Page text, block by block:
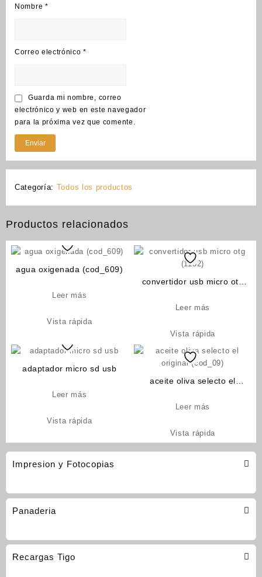
Impresion y Fotocopias
Panaderia
Recargas Tigo
Nombre *
Correo electrónico*
Guarda mi nombre, correo
electrónico y web en este navegador
para la próxima vez que comente.
Categoría: Todos los productos
Productos relacionados
agua oxigenada (cod_609)
Leer más
Vista rápida
convertidor usb micro otg
Leer más
Vista rápida
adaptador micro sd usb
Leer más
Vista rápida
aceite oliva selecto el
Leer más
Vista rápida